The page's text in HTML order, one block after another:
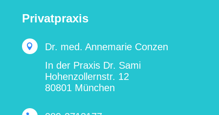
Privatpraxis

Dr. med. Annemarie Conzen
In der Praxis Dr. Sami
Hohenzollernstr. 12
80801 München